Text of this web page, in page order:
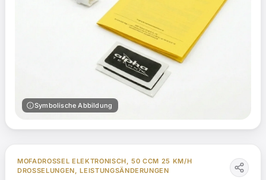
infoSymbolische Abbildung
MOFADROSSEL ELEKTRONISCH, 50 CCM 25 KM/H
DROSSELUNGEN, LEISTUNGSÄNDERUNGEN